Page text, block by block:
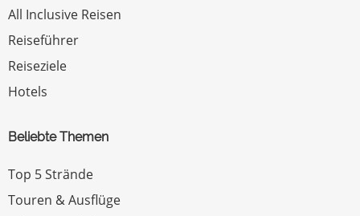
All Inclusive Reisen
Reiseführer
Reiseziele
Hotels
Beliebte Themen
Top 5 Strände
Touren & Ausflüge